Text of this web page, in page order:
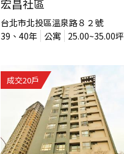
宏昌社區
台北市北投區溫泉路８２號
39、40年 公寓 25.00~35.00坪
成交20戶